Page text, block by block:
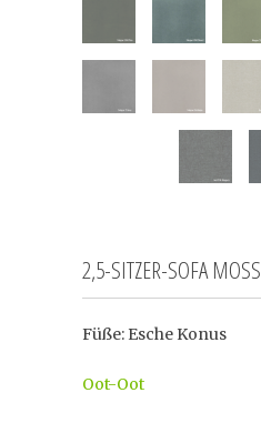
2,5-SITZER-SOFA MOSS
Füße: Esche Konus
Oot-Oot